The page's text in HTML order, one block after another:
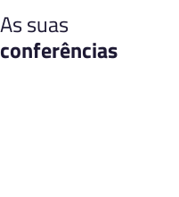
As suas
conferências